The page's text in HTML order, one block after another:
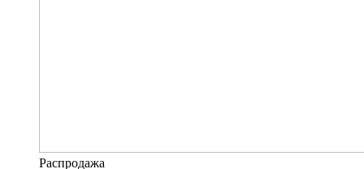
Распродажа